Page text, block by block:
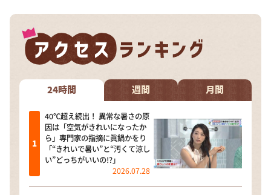
24時間 週間 月間
40℃超え続出！ 異常な暑さの原
因は「空気がきれいになったか
ら」専門家の指摘に眞鍋かをり
「“きれいで暑い”と“汚くて涼し
い”どっちがいいの!?」
2026.07.28